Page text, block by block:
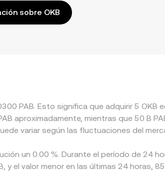
sobre OKB
PAB. Esto significa que adquirir 5 OKB
aproximadamente, mientras que 50 B
variar según las fluctuaciones del
un 0.00 %. Durante el período de 24
el valor menor en las últimas 24 horas,